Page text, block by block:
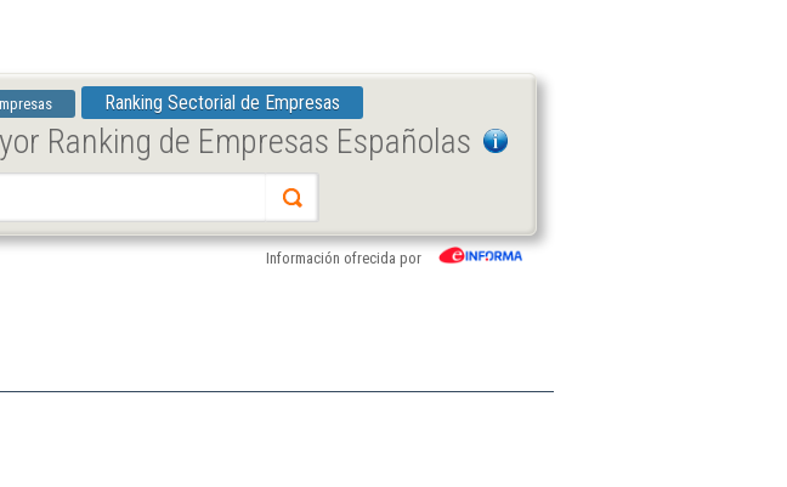
Ranking Sectorial de Empresas
Ranking de Empresas Españolas
Información ofrecida por